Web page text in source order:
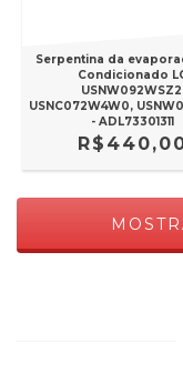
Serpentina da
Condicionado
USNC072W4W0,
- ADL73301311